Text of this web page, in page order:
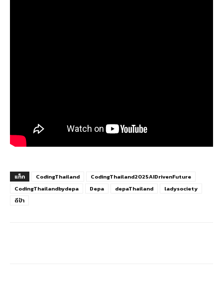
แท็ก CodingThailand
CodingThailand2025AIDrivenFuture
CodingThailandbydepa
Depa depaThailand
ladysociety
ดีป้า